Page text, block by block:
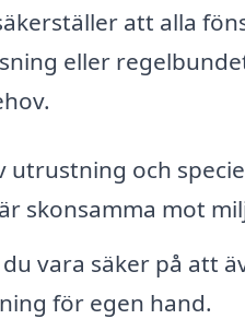
att alla
eller
och
skonsamma mot
vara säker på att
för egen hand.